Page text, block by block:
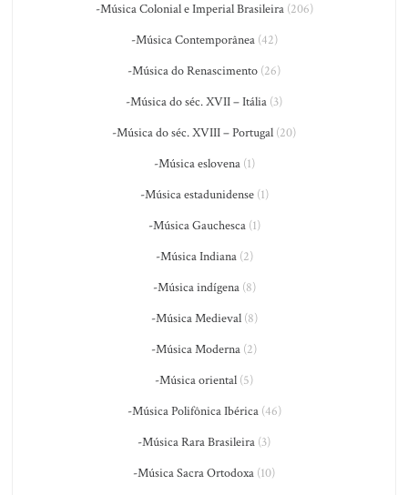
-Música Colonial e Imperial Brasileira(206)
-Música Contemporânea(42)
-Música do Renascimento (26)
-Música do séc. XVII – Itália (3)
-Música do séc. XVIII – Portugal (20)
-Música eslovena(1)
-Música estadunidense(1)
-Música Gauchesca(1)
-Música Indiana(2)
-Música indígena(8)
-Música Medieval(8)
-Música Moderna (2)
-Música oriental (5)
-Música Polifônica Ibérica(46)
-Música Rara Brasileira (3)
-Música Sacra Ortodoxa (10)